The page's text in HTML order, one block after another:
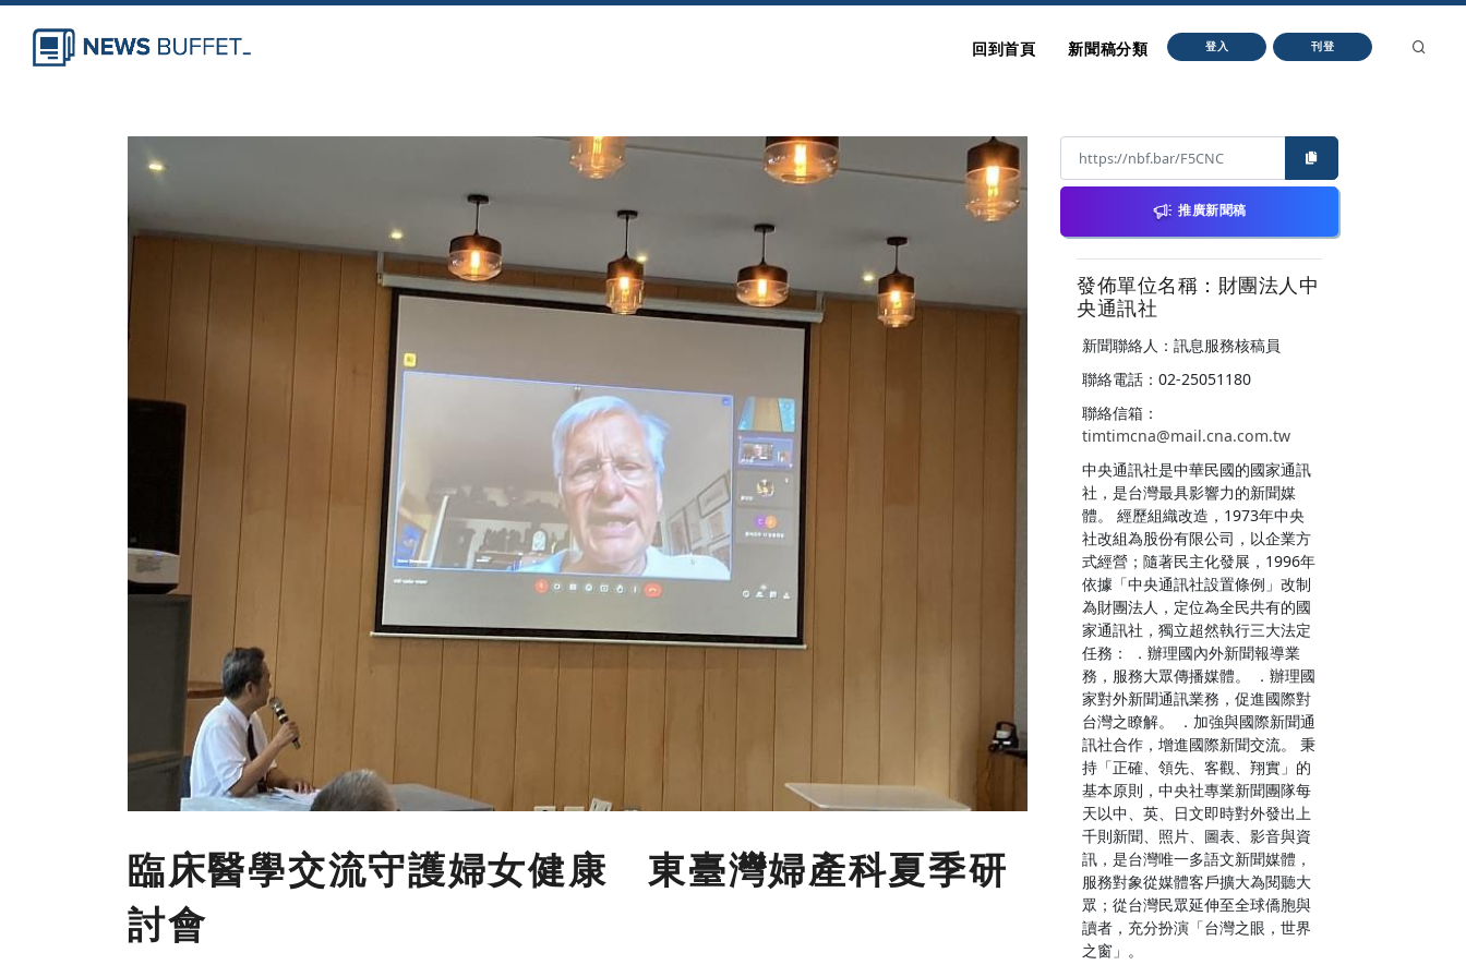
回到首頁 新聞稿分類 登入 刊登
臨床醫學交流守護婦女健康 東臺灣婦產科夏季研
討會
推廣新聞稿
發佈單位名稱：財團法人中
央通訊社
新聞聯絡人：訊息服務核稿員
聯絡電話：02-25051180
聯絡信箱：
timtimcna@mail.cna.com.tw
中央通訊社是中華民國的國家通訊
社，是台灣最具影響力的新聞媒
體。 經歷組織改造，1973年中央
社改組為股份有限公司，以企業方
式經營；隨著民主化發展，1996年
依據「中央通訊社設置條例」改制
為財團法人，定位為全民共有的國
家通訊社，獨立超然執行三大法定
任務： ．辦理國內外新聞報導業
務，服務大眾傳播媒體。 ．辦理國
家對外新聞通訊業務，促進國際對
台灣之瞭解。 ．加強與國際新聞通
訊社合作，增進國際新聞交流。 秉
持「正確、領先、客觀、翔實」的
基本原則，中央社專業新聞團隊每
天以中、英、日文即時對外發出上
千則新聞、照片、圖表、影音與資
訊，是台灣唯一多語文新聞媒體，
服務對象從媒體客戶擴大為閱聽大
眾；從台灣民眾延伸至全球僑胞與
讀者，充分扮演「台灣之眼，世界
之窗」。